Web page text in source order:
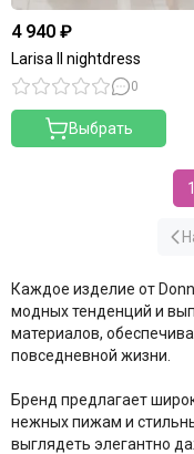
4 940 ₽
Larisa II nightdress
0
Выбрать
1
Каждое изделие от
модных тенденций и
материалов,
повседневной жизни.
Бренд предлагает
нежных пижам и
выглядеть элегантно